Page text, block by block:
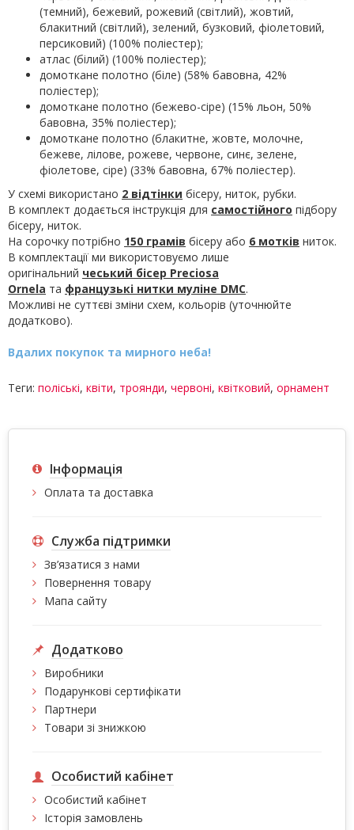
(темний), бежевий, рожевий (світлий), жовтий,
блакитний (світлий), зелений, бузковий, фіолетовий,
персиковий) (100% поліестер);
атлас (білий) (100% поліестер);
домоткане полотно (біле) (58% бавовна, 42%
поліестер);
домоткане полотно (бежево-сіре) (15% льон, 50%
бавовна, 35% поліестер);
домоткане полотно (блакитне, жовте, молочне,
бежеве, лілове, рожеве, червоне, синє, зелене,
фіолетове, сіре) (33% бавовна, 67% поліестер).
У схемі використано 2 відтінки бісеру, ниток, рубки.
В комплект додається інструкція для самостійного підбору
бісеру, ниток.
На сорочку потрібно 150 грамів бісеру або 6 мотків ниток.
В комплектації ми використовуємо лише
оригінальний чеський бісер Preciosa
Ornela та французькі нитки муліне DMC.
Можливі не суттєві зміни схем, кольорів (уточнюйте
додатково).
Вдалих покупок та мирного неба!
Теги: поліські, квіти, троянди, червоні, квітковий, орнамент
Інформація
Оплата та доставка
Служба підтримки
Зв’язатися з нами
Повернення товару
Мапа сайту
Додатково
Виробники
Подарункові сертифікати
Партнери
Товари зі знижкою
Особистий кабінет
Особистий кабінет
Історія замовлень